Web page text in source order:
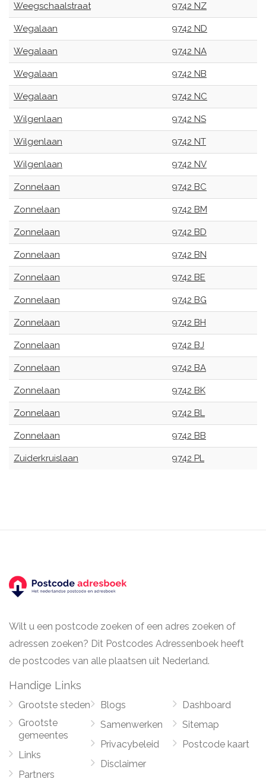
Weegschaalstraat 9742 NZ
Wegalaan 9742 ND
Wegalaan 9742 NA
Wegalaan 9742 NB
Wegalaan 9742 NC
Wilgenlaan 9742 NS
Wilgenlaan 9742 NT
Wilgenlaan 9742 NV
Zonnelaan 9742 BC
Zonnelaan 9742 BM
Zonnelaan 9742 BD
Zonnelaan 9742 BN
Zonnelaan 9742 BE
Zonnelaan 9742 BG
Zonnelaan 9742 BH
Zonnelaan 9742 BJ
Zonnelaan 9742 BA
Zonnelaan 9742 BK
Zonnelaan 9742 BL
Zonnelaan 9742 BB
Zuiderkruislaan 9742 PL
Wilt u een postcode zoeken of een adres zoeken of
adressen zoeken? Dit Postcodes Adressenboek heeft
de postcodes van alle plaatsen uit Nederland.
Handige Links
Grootste steden
Grootste
gemeentes
Links
Partners
Blogs
Samenwerken
Privacybeleid
Disclaimer
Dashboard
Sitemap
Postcode kaart